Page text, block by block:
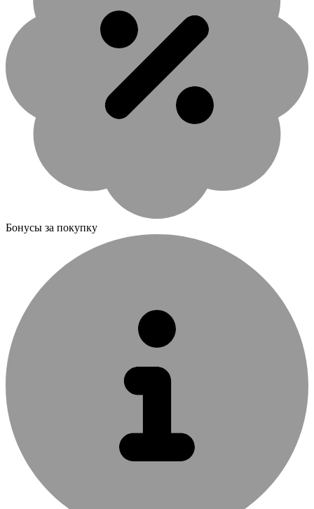
Бонусы за покупку